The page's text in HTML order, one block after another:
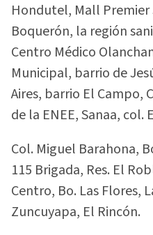
Hondutel, Mall
Boquerón, la región
Centro Médico
Municipal, barrio de
Aires, barrio El Campo,
de la ENEE, Sanaa, col.
Col. Miguel Barahona,
115 Brigada, Res. El
Centro, Bo. Las Flores,
Zuncuyapa, El Rincón.